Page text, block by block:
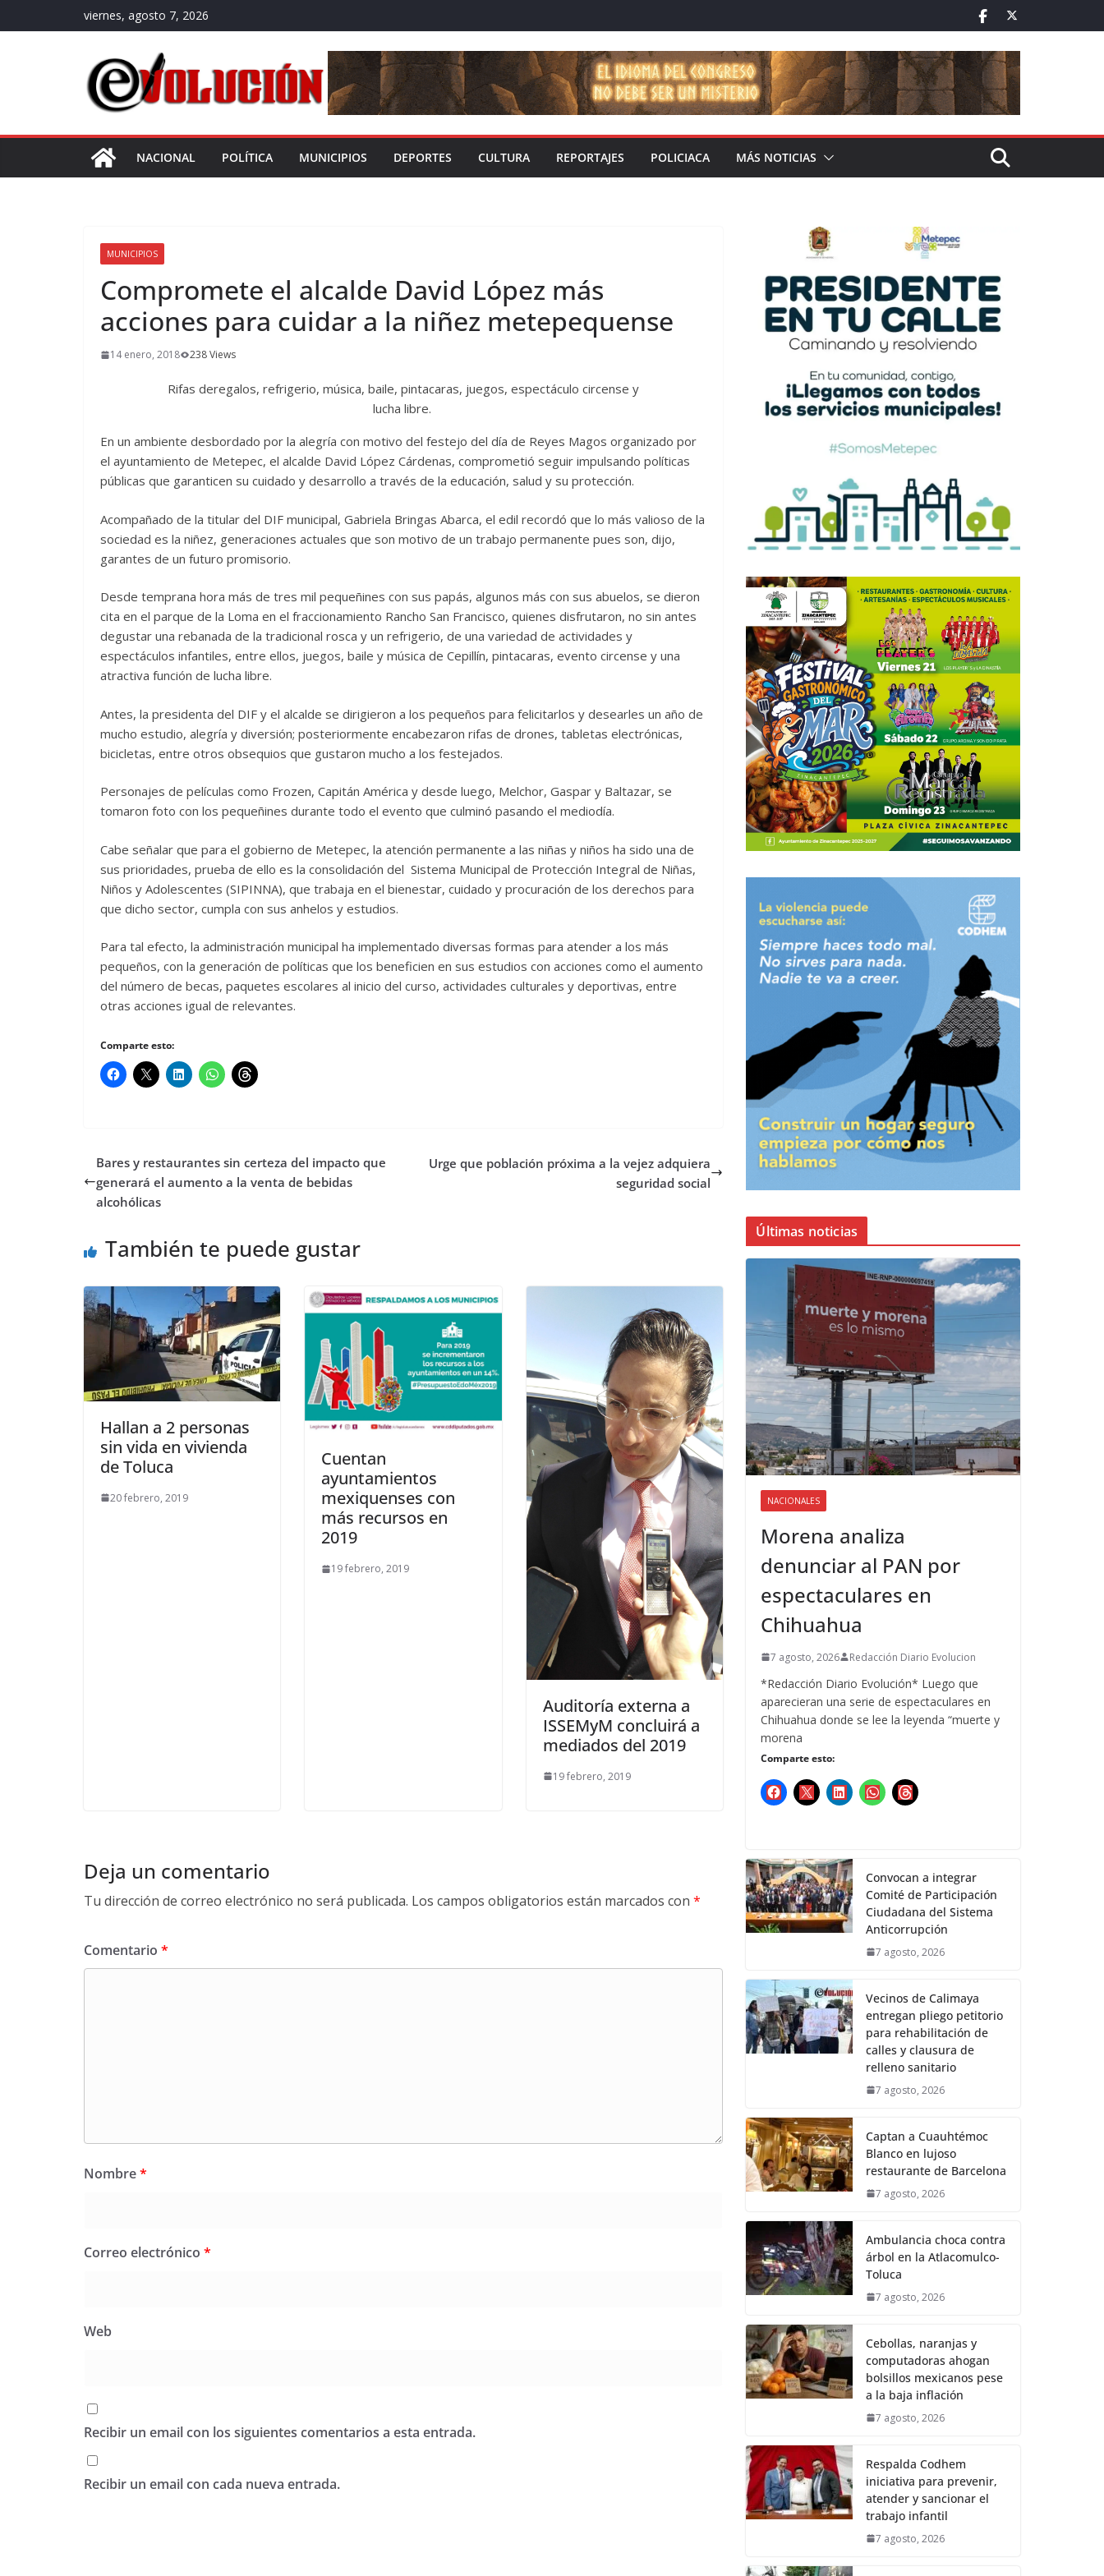
al
viernes, agosto 7, 2026
NACIONAL POLÍTICA MUNICIPIOS DEPORTES CULTURA REPORTAJES POLICIACA MÁS NOTICIAS
MUNICIPIOS
Compromete el alcalde David López más
acciones para cuidar a la niñez metepequense
14 enero, 2018 238 Views
Rifas deregalos, refrigerio, música, baile, pintacaras, juegos, espectáculo circense y
lucha libre.
En un ambiente desbordado por la alegría con motivo del festejo del día de Reyes Magos organizado por
el ayuntamiento de Metepec, el alcalde David López Cárdenas, comprometió seguir impulsando políticas
públicas que garanticen su cuidado y desarrollo a través de la educación, salud y su protección.
Acompañado de la titular del DIF municipal, Gabriela Bringas Abarca, el edil recordó que lo más valioso de la
sociedad es la niñez, generaciones actuales que son motivo de un trabajo permanente pues son, dijo,
garantes de un futuro promisorio.
Desde temprana hora más de tres mil pequeñines con sus papás, algunos más con sus abuelos, se dieron
cita en el parque de la Loma en el fraccionamiento Rancho San Francisco, quienes disfrutaron, no sin antes
degustar una rebanada de la tradicional rosca y un refrigerio, de una variedad de actividades y
espectáculos infantiles, entre ellos, juegos, baile y música de Cepillín, pintacaras, evento circense y una
atractiva función de lucha libre.
Antes, la presidenta del DIF y el alcalde se dirigieron a los pequeños para felicitarlos y desearles un año de
mucho estudio, alegría y diversión; posteriormente encabezaron rifas de drones, tabletas electrónicas,
bicicletas, entre otros obsequios que gustaron mucho a los festejados.
Personajes de películas como Frozen, Capitán América y desde luego, Melchor, Gaspar y Baltazar, se
tomaron foto con los pequeñines durante todo el evento que culminó pasando el mediodía.
Cabe señalar que para el gobierno de Metepec, la atención permanente a las niñas y niños ha sido una de
sus prioridades, prueba de ello es la consolidación del Sistema Municipal de Protección Integral de Niñas,
Niños y Adolescentes (SIPINNA), que trabaja en el bienestar, cuidado y procuración de los derechos para
que dicho sector, cumpla con sus anhelos y estudios.
Para tal efecto, la administración municipal ha implementado diversas formas para atender a los más
pequeños, con la generación de políticas que los beneficien en sus estudios con acciones como el aumento
del número de becas, paquetes escolares al inicio del curso, actividades culturales y deportivas, entre
otras acciones igual de relevantes.
Comparte esto:
Bares y restaurantes sin certeza del impacto que
generará el aumento a la venta de bebidas
alcohólicas
Urge que población próxima a la vejez adquiera
seguridad social
También te puede gustar
Hallan a 2 personas
sin vida en vivienda
de Toluca
20 febrero, 2019
Cuentan
ayuntamientos
mexiquenses con
más recursos en
2019
19 febrero, 2019
Auditoría externa a
ISSEMyM concluirá a
mediados del 2019
19 febrero, 2019
Deja un comentario
Tu dirección de correo electrónico no será publicada. Los campos obligatorios están marcados con *
Comentario *
Nombre*
Correo electrónico *
Web
Recibir un email con los siguientes comentarios a esta entrada.
Recibir un email con cada nueva entrada.
Últimas noticias
NACIONALES
Morena analiza
denunciar al PAN por
espectaculares en
Chihuahua
7 agosto, 2026 Redacción Diario Evolucion
*Redacción Diario Evolución* Luego que
aparecieran una serie de espectaculares en
Chihuahua donde se lee la leyenda “muerte y
morena
Comparte esto:
Convocan a integrar
Comité de Participación
Ciudadana del Sistema
Anticorrupción
7 agosto, 2026
Vecinos de Calimaya
entregan pliego petitorio
para rehabilitación de
calles y clausura de
relleno sanitario
7 agosto, 2026
Captan a Cuauhtémoc
Blanco en lujoso
restaurante de Barcelona
7 agosto, 2026
Ambulancia choca contra
árbol en la Atlacomulco-
Toluca
7 agosto, 2026
Cebollas, naranjas y
computadoras ahogan
bolsillos mexicanos pese
a la baja inflación
7 agosto, 2026
Respalda Codhem
iniciativa para prevenir,
atender y sancionar el
trabajo infantil
7 agosto, 2026